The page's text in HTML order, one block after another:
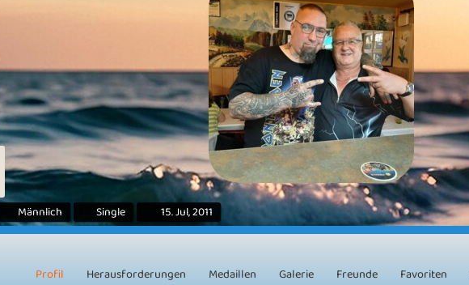
Männlich Single 15. Jul, 2011
Profil Herausforderungen Medaillen Galerie Freunde Favoriten